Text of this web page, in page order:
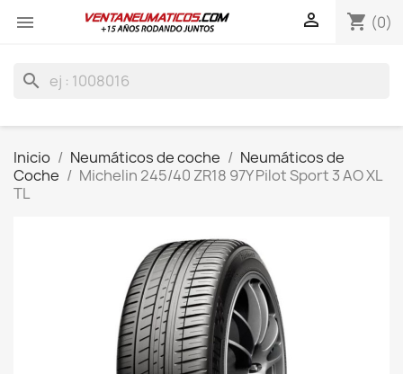
 shopping_cart (0)

search
Inicio Neumáticos de coche
Neumáticos de
Coche
Michelin 245/40 ZR18 97Y Pilot Sport 3 AO XL
TL